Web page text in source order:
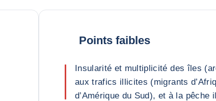
Points faibles
Insularité et multiplicité des îles
aux trafics illicites (migrants
d’Amérique du Sud), et à la pêche